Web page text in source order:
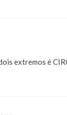
extremos é